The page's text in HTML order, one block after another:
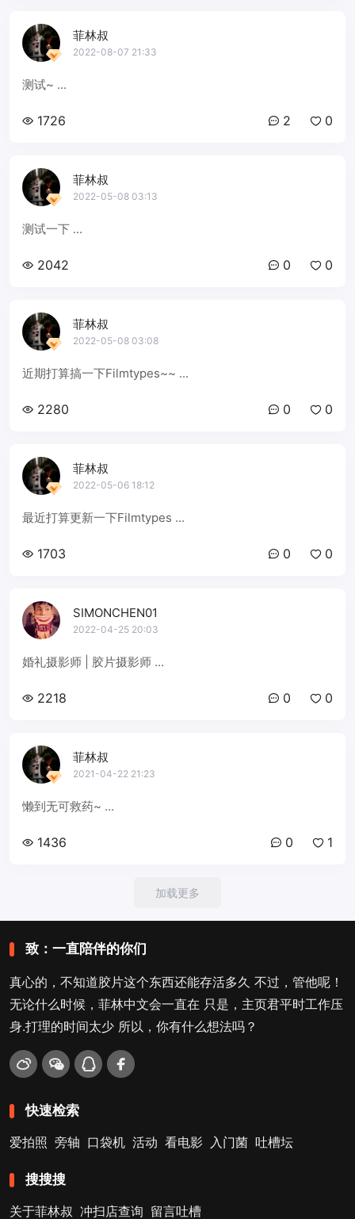
菲林叔
2022-08-07 21:33
测试~ ...
1726 2 0
菲林叔
2022-05-08 03:13
测试一下 ...
2042 0 0
菲林叔
2022-05-08 03:08
近期打算搞一下Filmtypes~~ ...
2280 0 0
菲林叔
2022-05-06 18:12
最近打算更新一下Filmtypes ...
1703 0 0
SIMONCHEN01
2022-04-25 20:03
婚礼摄影师 | 胶片摄影师 ...
2218 0 0
菲林叔
2021-04-22 21:23
懒到无可救药~ ...
1436 0 1
加载更多
致：一直陪伴的你们
真心的，不知道胶片这个东西还能存活多久 不过，管他呢！
无论什么时候，菲林中文会一直在 只是，主页君平时工作压
身.打理的时间太少 所以，你有什么想法吗？
快速检索
爱拍照 旁轴 口袋机 活动 看电影 入门菌 吐槽坛
搜搜搜
关于菲林叔 冲扫店查询 留言吐槽